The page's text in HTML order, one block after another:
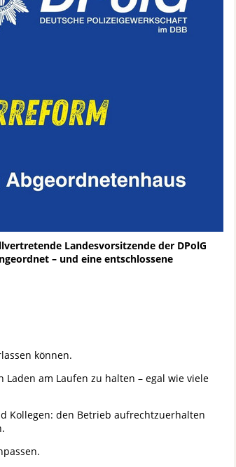
Landesvorsitzende der DPolG
– und eine entschlossene
können.
Laden am Laufen zu halten – egal wie viele
Kollegen: den Betrieb aufrechtzuerhalten